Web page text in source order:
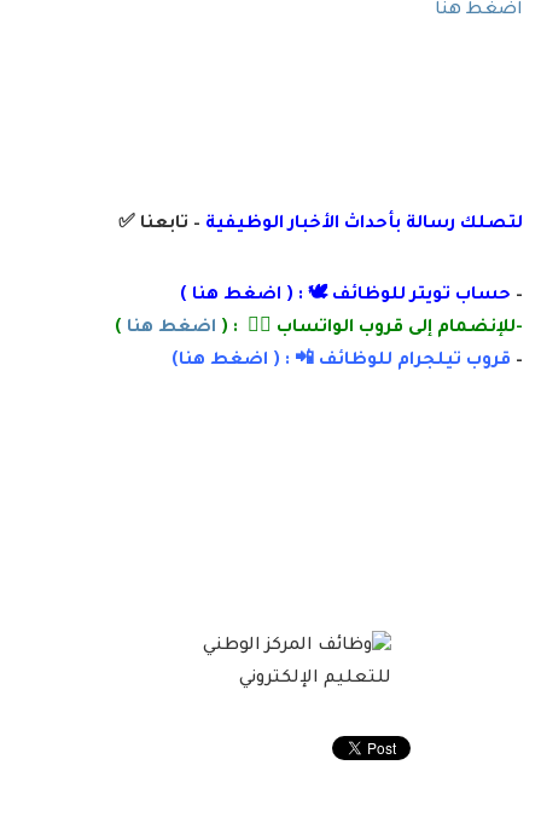
اضغط هنا
لتصلك رسالة بأحداث الأخبار الوظيفية – تابعنا ✅
– حساب تويتر للوظائف 🕊 : ( اضغط هنا )
-للإنضمام إلى قروب الواتساب 👌🏽 : ( اضغط هنا )
– قروب تيلجرام للوظائف 📲 : ( اضغط هنا)